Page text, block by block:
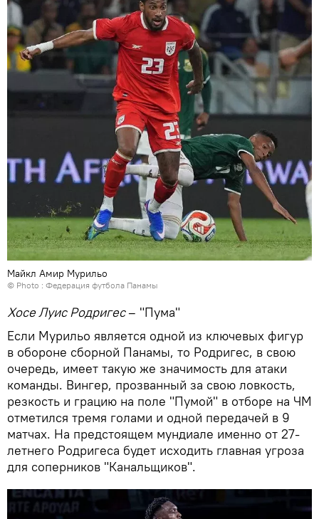
Майкл Амир Мурильо
© Photo : Федерация футбола Панамы
Хосе Луис Родригес– "Пума"
Если Мурильо является одной из ключевых фигур
в обороне сборной Панамы, то Родригес, в свою
очередь, имеет такую же значимость для атаки
команды. Вингер, прозванный за свою ловкость,
резкость и грацию на поле "Пумой" в отборе на ЧМ
отметился тремя голами и одной передачей в 9
матчах. На предстоящем мундиале именно от 27-
летнего Родригеса будет исходить главная угроза
для соперников "Канальщиков".